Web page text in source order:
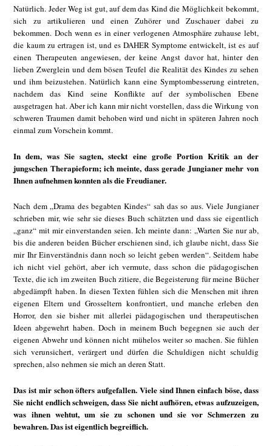
Natürlich. Jeder Weg ist gut, auf dem das Kind die Möglichkeit bekommt,
sich zu artikulieren und einen Zuhörer und Zuschauer dabei zu
bekommen. Doch wenn es in einer verlogenen Atmosphäre zuhause lebt,
die kaum zu ertragen ist, und es DAHER Symptome entwickelt, ist es auf
einen Therapeuten angewiesen, der keine Angst davor hat, hinter den
lieben Zwerglein und dem bösen Teufel die Realität des Kindes zu sehen
und ihm beizustehen. Natürlich kann eine Symptombesserung eintreten,
nachdem das Kind seine Konflikte auf der symbolischen Ebene
ausgetragen hat. Aber ich kann mir nicht vorstellen, dass die Wirkung von
schweren Traumen damit behoben wird und nicht in späteren Jahren noch
einmal zum Vorschein kommt.
In dem, was Sie sagten, steckt eine große Portion Kritik an der
jungschen Therapieform; ich meinte, dass gerade Jungianer mehr von
Ihnen aufnehmen konnten als die Freudianer.
Nach dem „Drama des begabten Kindes“ sah das so aus. Viele Jungianer
schrieben mir, wie sehr sie dieses Buch schätzten und dass sie eigentlich
„ganz“ mit mir einverstanden seien. Ich meinte dann: „Warten Sie nur ab,
bis die anderen beiden Bücher erschienen sind, ich glaube nicht, dass Sie
mir Ihr Einverständnis dann noch so leicht geben werden“. Seitdem habe
ich nicht viel gehört, aber ich vermute, dass schon die pädagogischen
Texte, die ich im zweiten Buch zitiere, die Begeisterung für meine Bücher
abgedämpft haben. In diesen Texten fühlen sich die Menschen mit ihren
eigenen Eltern und Grosseltern konfrontiert, und manche erleben den
Horror, den sie bisher mit allerlei pädagogischen und therapeutischen
Ideen abgewehrt haben. Doch in meinem Buch begegnen sie auch der
eigenen Abwehr und können nicht mühelos weiter so machen. Sie fühlen
sich verunsichert, verärgert und dürfen die Schuldigen nicht schuldig
sprechen, also nehmen sie mich an deren Statt.
Das ist mir schon öfters aufgefallen. Viele sind Ihnen einfach böse, dass
Sie nicht endlich schweigen, dass Sie nicht aufhören, etwas aufzuzeigen,
was ihnen wehtut, um sie zu schonen und sie vor Schmerzen zu
bewahren. Das ist eigentlich begreiflich.